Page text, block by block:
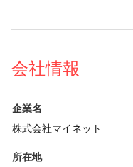
会社情報
企業名
株式会社マイネット
所在地